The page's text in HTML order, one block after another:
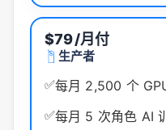
$79/月付
生产者
✅每月 2,500 个
✅每月 5 次角色 AI